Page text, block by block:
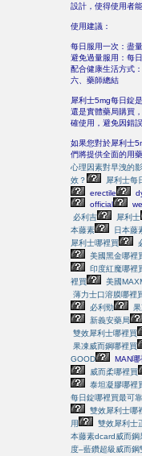
設計，使得使用者
使用建議：
每日服用一次：盡
避免過量服用：每
配合健康生活方式
六、藥師總結
犀利士5mg每日錠
還是實體藥局購買
確使用，避免因錯
如果您對於犀利士
們將提供全面的用
心理因素對早洩的
效？
犀利士每
erectile
official
必利吉
犀利士
本藤素
日本藤
犀利士哪裡買
美國黑金哪裡
印度紅魔哪裡
裡買
美國
薄力士口溶膜哪裡
必利勁
新義安藥局
雙效犀利士哪裡買
果凍威而鋼哪裡買
GOOD
MAN哪
威而柔哪裡買
泰坦凝膠哪裡
每日錠哪裡買最可
雙效犀利士哪
用
雙效犀利士
本藤素dcard威而鋼
度–藍鑽超級威而鋼